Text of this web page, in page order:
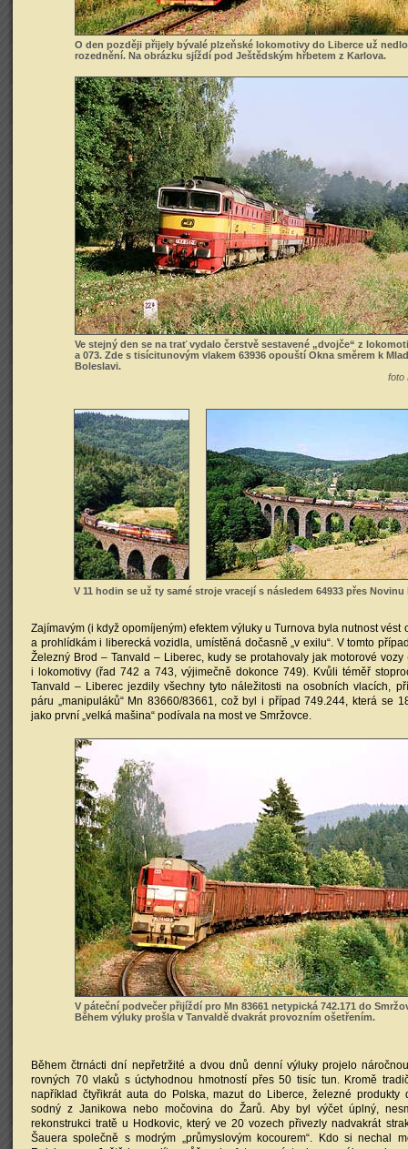
O den později přijely bývalé plzeňské lokomotivy do Liberce už
rozednění. Na obrázku sjíždí pod Ještědským hřbetem z Karlova.
Ve stejný den se na trať vydalo čerstvě sestavené „dvojče“ z
a 073. Zde s tisícitunovým vlakem 63936 opouští Okna směrem k
Boleslavi.
foto
V 11 hodin se už ty samé stroje vracejí s následem 64933 přes Novinu
Zajímavým (i když opomíjeným) efektem výluky u Turnova byla nutnost vést
a prohlídkám i liberecká vozidla, umístěná dočasně „v exilu“. V tomto
Železný Brod – Tanvald – Liberec, kudy se protahovaly jak motorové
i lokomotivy (řad 742 a 743, výjimečně dokonce 749). Kvůli téměř
Tanvald – Liberec jezdily všechny tyto náležitosti na osobních vlacích,
páru „manipuláků“ Mn 83660/83661, což byl i případ 749.244, která se
jako první „velká mašina“ podívala na most ve Smržovce.
V páteční podvečer přijíždí pro Mn 83661 netypická 742.171 do
Během výluky prošla v Tanvaldě dvakrát provozním ošetřením.
Během čtrnácti dní nepřetržité a dvou dnů denní výluky projelo
rovných 70 vlaků s úctyhodnou hmotností přes 50 tisíc tun. Kromě
například čtyřikrát auta do Polska, mazut do Liberce, železné produkty
sodný z Janikowa nebo močovina do Žarů. Aby byl výčet úplný,
rekonstrukci tratě u Hodkovic, který ve 20 vozech přivezly nadvakrát
Šauera společně s modrým „průmyslovým kocourem“. Kdo si nechal